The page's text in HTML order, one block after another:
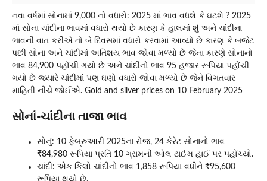
નવા વર્ષમાં સોનામાં 9,000 નો વધારો: 2025 માં ભાવ વધશે કે ઘટશે ? 2025
માં સોના ચાંદીના ભાવમાં વધારો થયો છે કારણ કે હાલમાં શું અને ચાંદીના
ભાવની વાત કરીએ તો બે દિવસમાં વધારો કરવામાં આવ્યો છે કારણ કે બજેટ
પછી સોના અને ચાંદીમાં અતિશય ભાવ જોવા મળ્યો છે જેના કારણે સોનાનો
ભાવ 84,900 પહોંચી ગયો છે અને ચાંદીનો ભાવ 95 હજાર રૂપિયા પહોંચી
ગયો છે જ્યારે ચાંદીમાં પણ ઘણો વધારો જોવા મળ્યો છે જેને વિગતવાર
માહિતી નીચે જોઈએ. Gold and silver prices on 10 February 2025
સોનાં-ચાંદીના તાજા ભાવ
સોનું: 10 ફેબ્રુઆરી 2025ના રોજ, 24 કેરેટ સોનાનો ભાવ
₹84,980 રૂપિયા પ્રતિ 10 ગ્રામની ઓલ ટાઈમ હાઈ પર પહોંચ્યો.
ચાંદી: એક કિલો ચાંદીનો ભાવ 1,858 રૂપિયા વધીને ₹95,600